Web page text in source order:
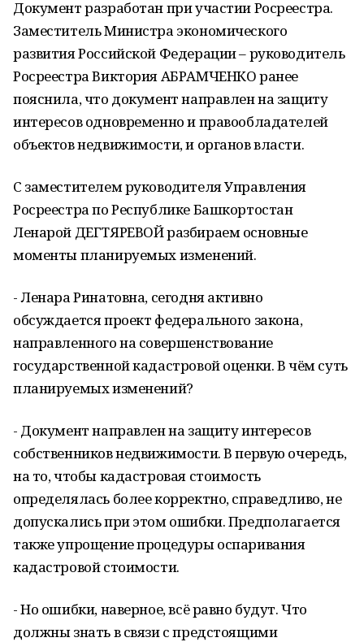
Документ разработан при участии Росреестра.
Заместитель Министра экономического
развития Российской Федерации – руководитель
Росреестра Виктория АБРАМЧЕНКО ранее
пояснила, что документ направлен на защиту
интересов одновременно и правообладателей
объектов недвижимости, и органов власти.
С заместителем руководителя Управления
Росреестра по Республике Башкортостан
Ленарой ДЕГТЯРЕВОЙ разбираем основные
моменты планируемых изменений.
- Ленара Ринатовна, сегодня активно
обсуждается проект федерального закона,
направленного на совершенствование
государственной кадастровой оценки. В чём суть
планируемых изменений?
- Документ направлен на защиту интересов
собственников недвижимости. В первую очередь,
на то, чтобы кадастровая стоимость
определялась более корректно, справедливо, не
допускались при этом ошибки. Предполагается
также упрощение процедуры оспаривания
кадастровой стоимости.
- Но ошибки, наверное, всё равно будут. Что
должны знать в связи с предстоящими